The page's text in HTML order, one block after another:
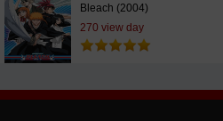
Bleach (2004)
270 view day